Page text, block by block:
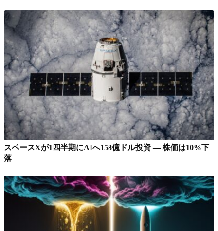
スペースXが1四半期にAIへ158億ドル投資 — 株価は10%下
落